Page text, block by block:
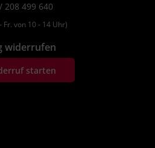
208 499 640
von 10 ‐ 14 Uhr)
widerrufen
starten